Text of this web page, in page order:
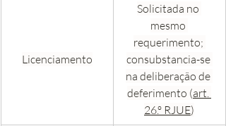
Licenciamento
Solicitada no
mesmo
requerimento;
consubstancia-se
na deliberação de
deferimento (art.
26.º RJUE)